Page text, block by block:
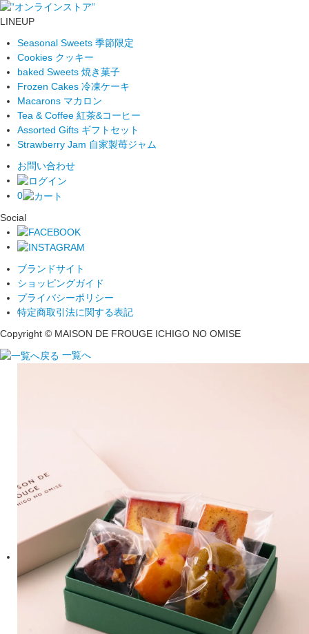
LINEUP
Seasonal Sweets 季節限定
Cookies クッキー
baked Sweets 焼き菓子
Frozen Cakes 冷凍ケーキ
Macarons マカロン
Tea & Coffee 紅茶&コーヒー
Assorted Gifts ギフトセット
Strawberry Jam 自家製苺ジャム
お問い合わせ
0
Social
ブランドサイト
ショッピングガイド
プライバシーポリシー
特定商取引法に関する表記
Copyright © MAISON DE FROUGE ICHIGO NO OMISE
一覧へ